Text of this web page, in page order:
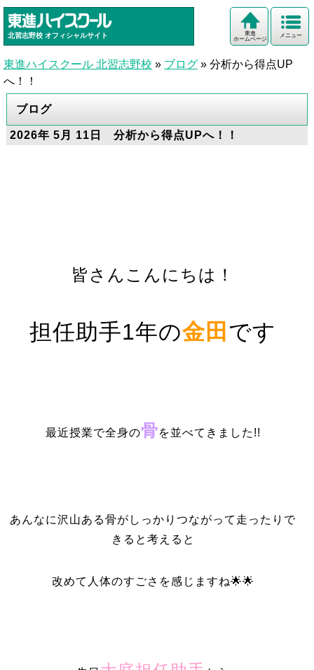
北習志野校 オフィシャルサイト メニュー
東進
ホームページ
東進ハイスクール 北習志野校 » ブログ » 分析から得点UP
へ！！
ブログ
2026年 5月 11日 分析から得点UPへ！！
皆さんこんにちは！
担任助手1年の金田 です
最近授業で全身の骨を並べてきました!!
あんなに沢山ある骨がしっかりつながって走ったりで
きると考えると
改めて人体のすごさを感じますね🌟🌟